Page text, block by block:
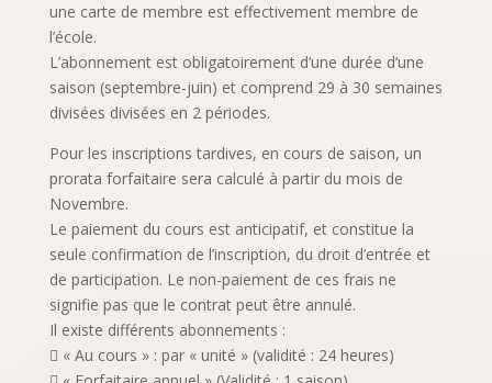
une carte de membre est effectivement membre de
l’école.
L’abonnement est obligatoirement d’une durée d’une
saison (septembre-juin) et comprend 29 à 30 semaines
divisées divisées en 2 périodes.
Pour les inscriptions tardives, en cours de saison, un
prorata forfaitaire sera calculé à partir du mois de
Novembre.
Le paiement du cours est anticipatif, et constitue la
seule confirmation de l’inscription, du droit d’entrée et
de participation. Le non-paiement de ces frais ne
signifie pas que le contrat peut être annulé.
Il existe différents abonnements :
 « Au cours » : par « unité » (validité : 24 heures)